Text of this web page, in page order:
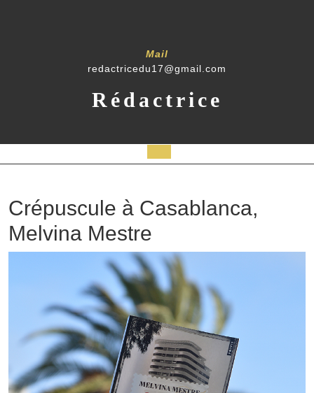
Mail
redactricedu17@gmail.com
Rédactrice
Crépuscule à Casablanca,
Melvina Mestre